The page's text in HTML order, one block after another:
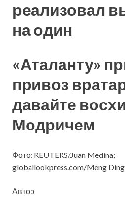
реализовал
на один
«Аталанту»
привоз
давайте
Модричем
Фото: REUTERS/Juan Medina;
globallookpress.com/Meng
Автор